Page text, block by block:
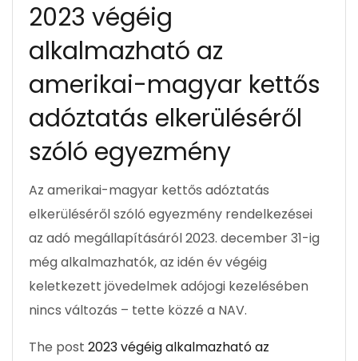
2023 végéig
alkalmazható az
amerikai-magyar kettős
adóztatás elkerüléséről
szóló egyezmény
Az amerikai-magyar kettős adóztatás
elkerüléséről szóló egyezmény rendelkezései
az adó megállapításáról 2023. december 31-ig
még alkalmazhatók, az idén év végéig
keletkezett jövedelmek adójogi kezelésében
nincs változás – tette közzé a NAV.
The post 2023 végéig alkalmazható az